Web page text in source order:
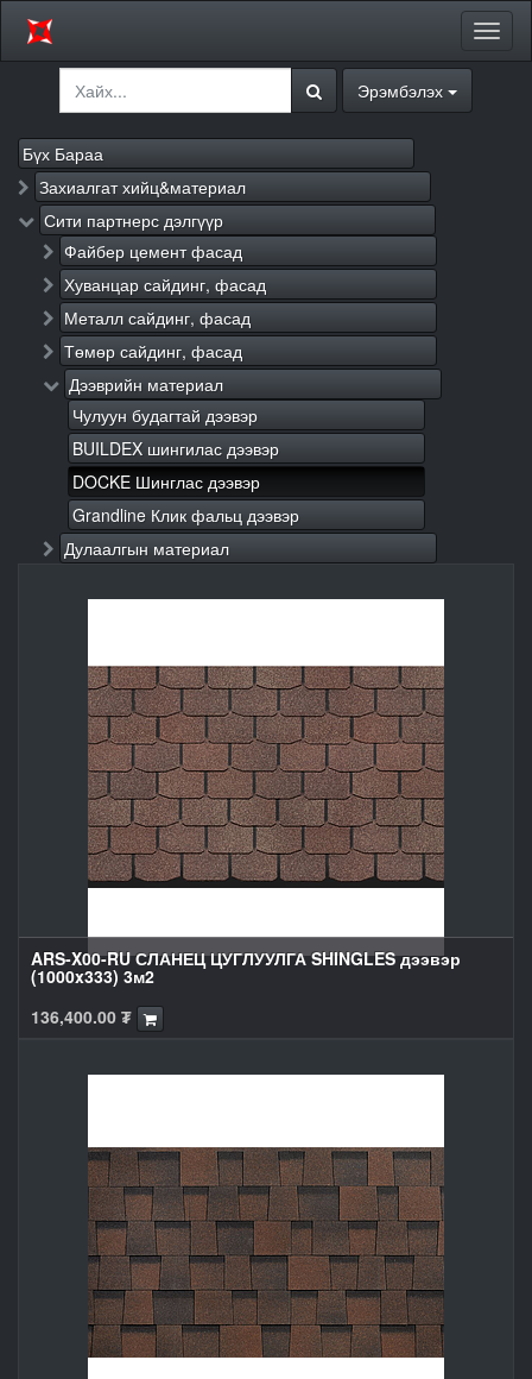
Эрэмбэлэх
Бүх Бараа
Захиалгат хийц&материал
Сити партнерс дэлгүүр
Файбер цемент фасад
Хуванцар сайдинг, фасад
Металл сайдинг, фасад
Төмөр сайдинг, фасад
Дээврийн материал
Чулуун будагтай дээвэр
BUILDEX шингилас дээвэр
DOCKE Шинглас дээвэр
Grandline Клик фальц дээвэр
Дулаалгын материал
ARS-X00-RU СЛАНЕЦ ЦУГЛУУЛГА SHINGLES дээвэр
(1000x333) 3м2
136,400.00 ₮